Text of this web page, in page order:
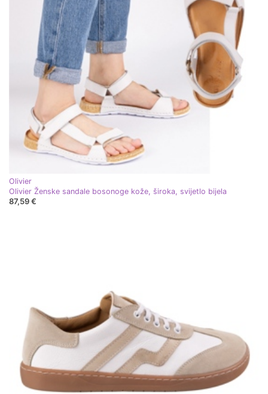
Olivier
Olivier Ženske sandale bosonoge kože, široka, svijetlo bijela
87,59 €